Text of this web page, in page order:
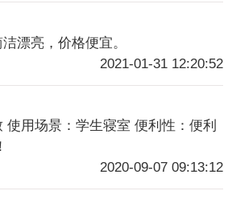
漂亮，价格便宜。
2021-01-31 12:20:52
使用场景：学生寝室 便利性：便利
2020-09-07 09:13:12